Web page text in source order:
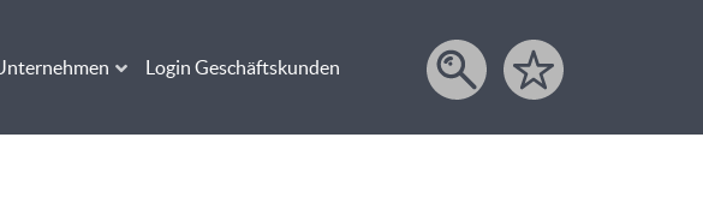
Login Geschäftskunden